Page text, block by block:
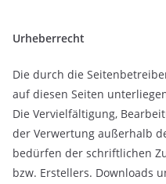
Urheberrecht
Die durch die
auf diesen Seiten
Die Vervielfältigung,
der Verwertung außerhalb
bedürfen der schriftlichen
bzw. Erstellers. Downloads